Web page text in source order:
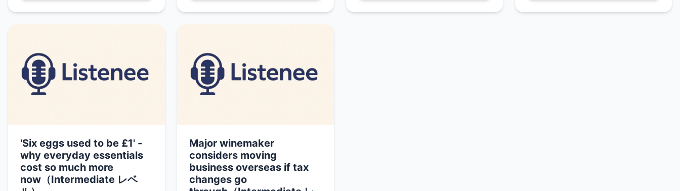
'Six eggs used to be £1' -
why everyday essentials
cost so much more
now（Intermediate レベ
Major winemaker
considers moving
business overseas if tax
changes go